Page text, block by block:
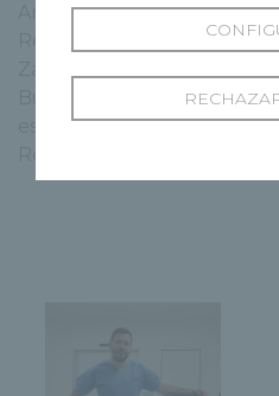
Análisis Clínicos, clínicas
Reproductiva en
Burgos e institutos y
especializadas como el
Recoletas Salud.